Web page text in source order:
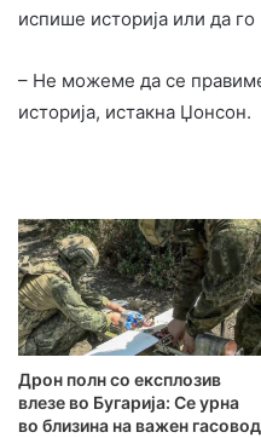
испише историја или да
– Не можеме да се
историја, истакна Џонсон.
Дрон полн со експлозив
влезе во Бугарија: Се урна
во близина на важен гасовод